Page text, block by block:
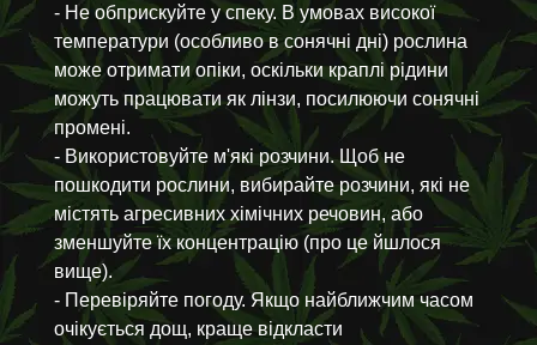
- Не обприскуйте у спеку. В умовах високої
температури (особливо в сонячні дні) рослина
може отримати опіки, оскільки краплі рідини
можуть працювати як лінзи, посилюючи сонячні
промені.
- Використовуйте м'які розчини. Щоб не
пошкодити рослини, вибирайте розчини, які не
містять агресивних хімічних речовин, або
зменшуйте їх концентрацію (про це йшлося
вище).
- Перевіряйте погоду. Якщо найближчим часом
очікується дощ, краще відкласти